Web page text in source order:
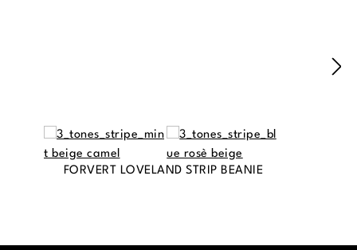
FORVERT LOVELAND STRIP BEANIE